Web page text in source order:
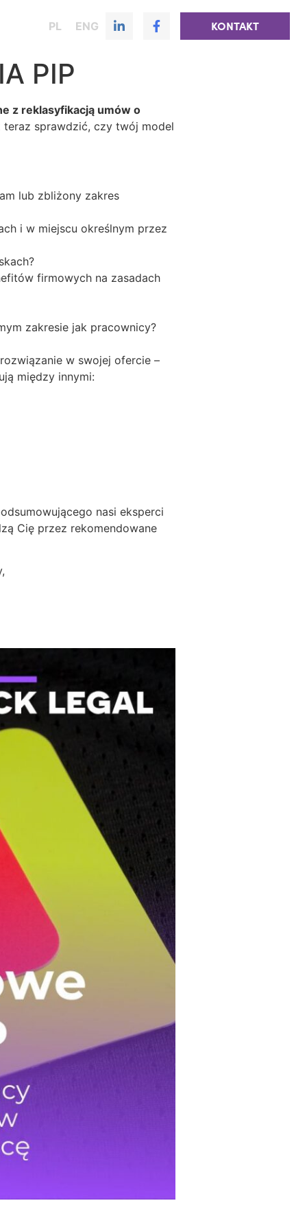
PL ENG KONTAKT
PIP
z reklasyfikacją umów o
teraz sprawdzić, czy twój model
lub zbliżony zakres
i w miejscu określnym przez
firmowych na zasadach
zakresie jak pracownicy?
w swojej ofercie –
między innymi:
nasi eksperci
Cię przez rekomendowane